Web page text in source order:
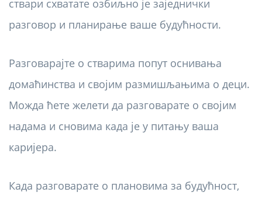
ствари схватате озбиљно је заједнички
разговор и планирање ваше будућности.
Разговарајте о стварима попут оснивања
домаћинства и својим размишљањима о деци.
Можда ћете желети да разговарате о својим
надама и сновима када је у питању ваша
каријера.
Када разговарате о плановима за будућност,